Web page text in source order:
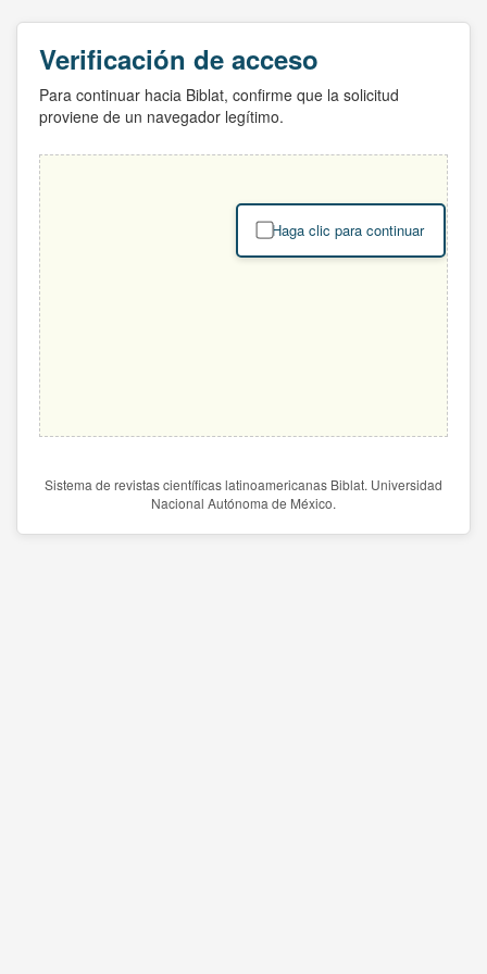
Verificación de acceso
Para continuar hacia Biblat, confirme que la solicitud
proviene de un navegador legítimo.
Haga clic para continuar
Sistema de revistas científicas latinoamericanas Biblat. Universidad
Nacional Autónoma de México.